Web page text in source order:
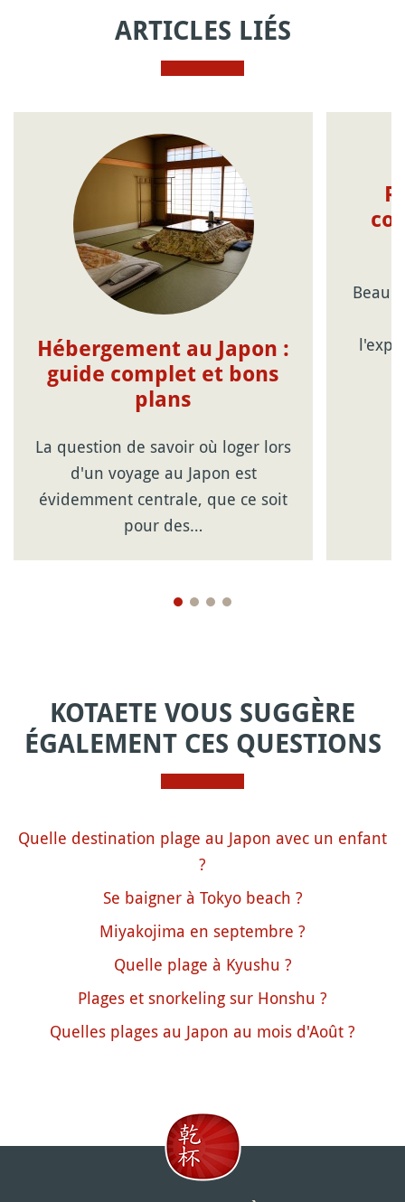
ARTICLES LIÉS
Hébergement au Japon :
guide complet et bons
plans
La question de savoir où loger lors
d'un voyage au Japon est
évidemment centrale, que ce soit
pour des…
KOTAETE VOUS SUGGÈRE
ÉGALEMENT CES QUESTIONS
Quelle destination plage au Japon avec un enfant
?
Se baigner à Tokyo beach ?
Miyakojima en septembre ?
Quelle plage à Kyushu ?
Plages et snorkeling sur Honshu ?
Quelles plages au Japon au mois d'Août ?